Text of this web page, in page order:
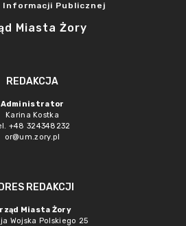
Informacji Publicznej
Miasta Żory
REDAKCJA
Administrator
Karina Kostka
+48 324348232
or@um.zory.pl
REDAKCJI
Miasta Żory
Wojska Polskiego 25